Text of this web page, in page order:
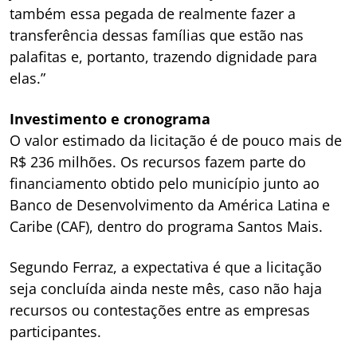
também essa pegada de realmente fazer a
transferência dessas famílias que estão nas
palafitas e, portanto, trazendo dignidade para
elas.”
Investimento e cronograma
O valor estimado da licitação é de pouco mais de
R$ 236 milhões. Os recursos fazem parte do
financiamento obtido pelo município junto ao
Banco de Desenvolvimento da América Latina e
Caribe (CAF), dentro do programa Santos Mais.
Segundo Ferraz, a expectativa é que a licitação
seja concluída ainda neste mês, caso não haja
recursos ou contestações entre as empresas
participantes.